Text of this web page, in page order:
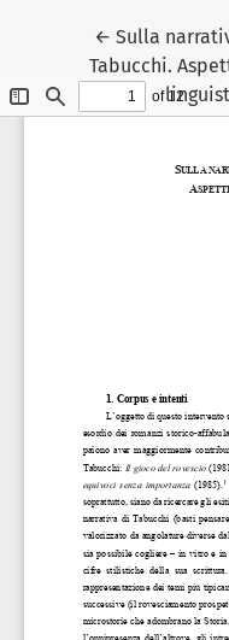
← Ritorna ai
Sulla
Tabucchi.